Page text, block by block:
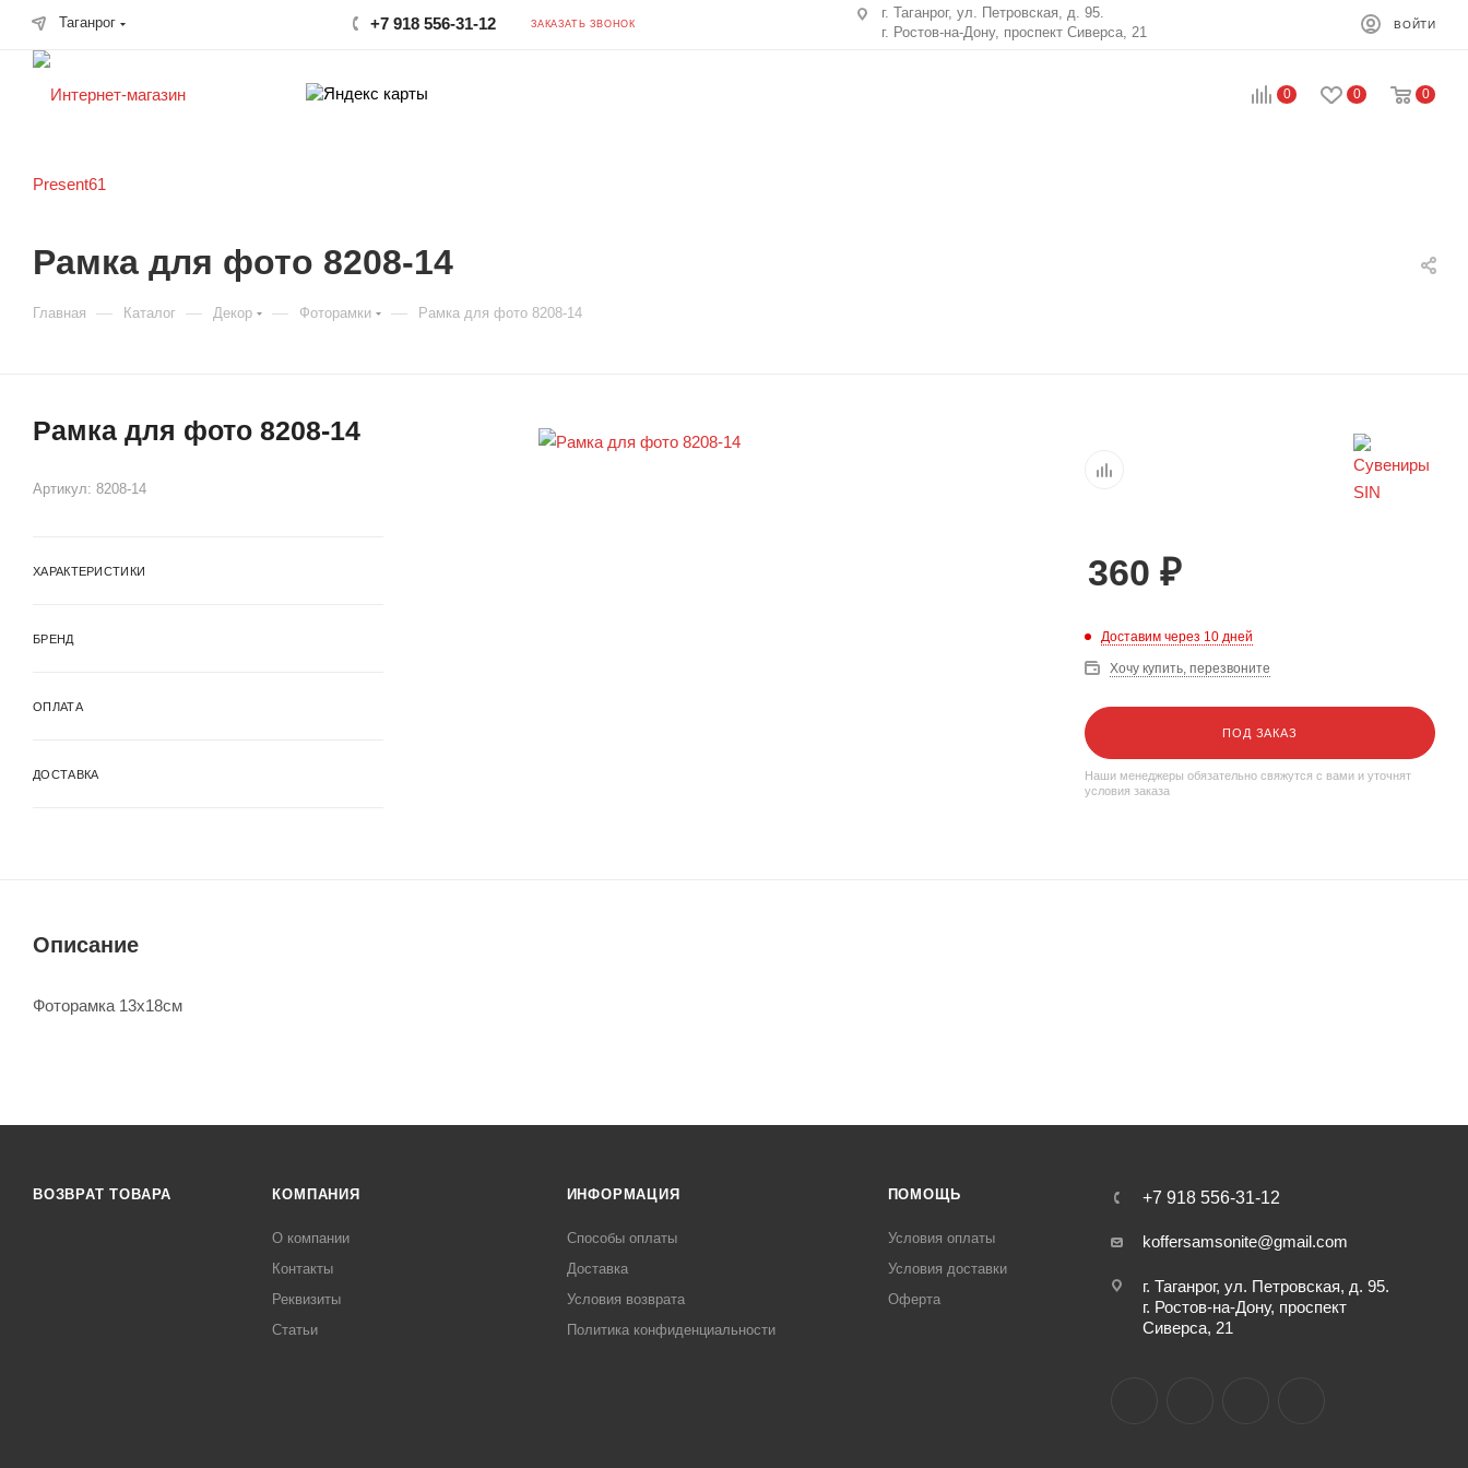
Таганрог +7 918 556-31-12 ЗАКАЗАТЬ ЗВОНОК
г. Таганрог, ул. Петровская, д. 95.
г. Ростов-на-Дону, проспект Сиверса, 21
ВОЙТИ
0 0 0
Рамка для фото 8208-14
Главная — Каталог — Декор — Фоторамки — Рамка для фото 8208-14
Рамка для фото 8208-14
Артикул: 8208-14
ХАРАКТЕРИСТИКИ
БРЕНД
ОПЛАТА
ДОСТАВКА
360 ₽
Доставим через 10 дней
Хочу купить, перезвоните
ПОД ЗАКАЗ
Наши менеджеры обязательно свяжутся с вами и уточнят
условия заказа
Описание
Фоторамка 13х18см
ВОЗВРАТ ТОВАРА КОМПАНИЯ
О компании
Контакты
Реквизиты
Статьи
ИНФОРМАЦИЯ
Способы оплаты
Доставка
Условия возврата
Политика конфиденциальности
ПОМОЩЬ
Условия оплаты
Условия доставки
Оферта
+7 918 556-31-12
koffersamsonite@gmail.com
г. Таганрог, ул. Петровская, д. 95.
г. Ростов-на-Дону, проспект
Сиверса, 21